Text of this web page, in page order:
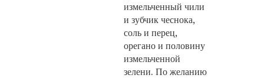
измельченный чили
и зубчик чеснока,
соль и перец,
орегано и половину
измельченной
зелени. По желанию